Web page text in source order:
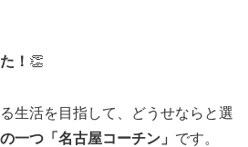
！ 👏
生活を目指して、どうせならと選
一つ「名古屋コーチン」 です。